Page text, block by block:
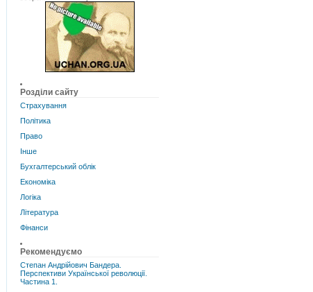
Розділи сайту
Страхування
Політика
Право
Інше
Бухгалтерський облік
Економіка
Логіка
Література
Фінанси
Рекомендуємо
Степан Андрійович Бандера.
Перспективи Української революції.
Частина 1.